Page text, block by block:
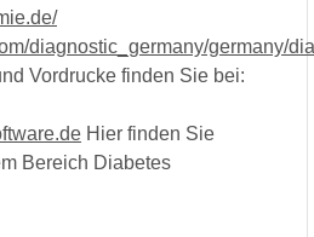
diagnostic_germany/germany/
Vordrucke finden Sie bei:
Hier finden Sie
Bereich Diabetes